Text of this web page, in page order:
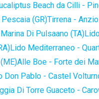
Beach da Cilli -
(GR)Tirrena -
Di Pulsaano (TA)
Lido Mediterraneo -
Alle Boe - Forte dei
Don Pablo - Castel
Di Torre Guaceto -